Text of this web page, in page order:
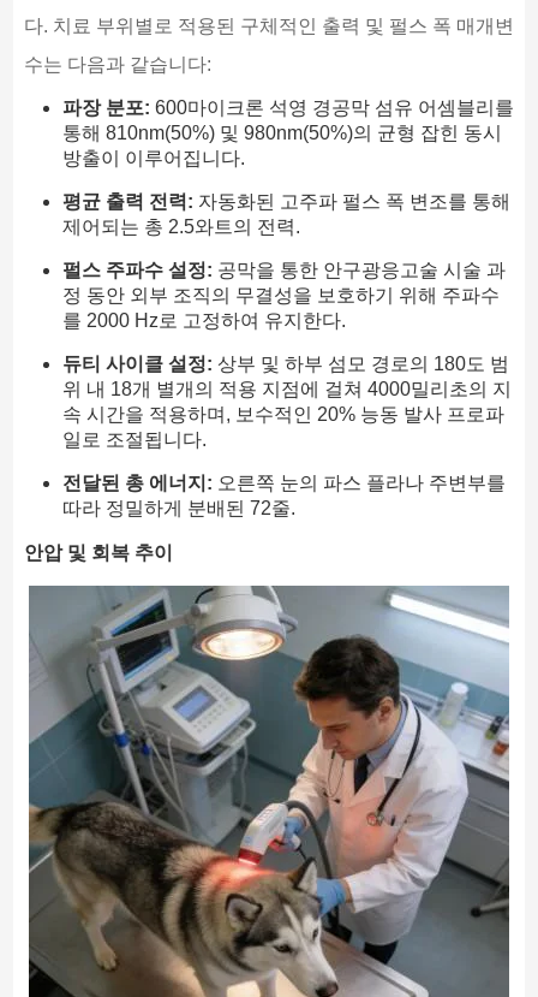
다. 치료 부위별로 적용된 구체적인 출력 및 펄스 폭 매개변
수는 다음과 같습니다:
파장 분포: 600마이크론 석영 경공막 섬유 어셈블리를
통해 810nm(50%) 및 980nm(50%)의 균형 잡힌 동시
방출이 이루어집니다.
평균 출력 전력: 자동화된 고주파 펄스 폭 변조를 통해
제어되는 총 2.5와트의 전력.
펄스 주파수 설정: 공막을 통한 안구광응고술 시술 과
정 동안 외부 조직의 무결성을 보호하기 위해 주파수
를 2000 Hz로 고정하여 유지한다.
듀티 사이클 설정: 상부 및 하부 섬모 경로의 180도 범
위 내 18개 별개의 적용 지점에 걸쳐 4000밀리초의 지
속 시간을 적용하며, 보수적인 20% 능동 발사 프로파
일로 조절됩니다.
전달된 총 에너지: 오른쪽 눈의 파스 플라나 주변부를
따라 정밀하게 분배된 72줄.
안압 및 회복 추이